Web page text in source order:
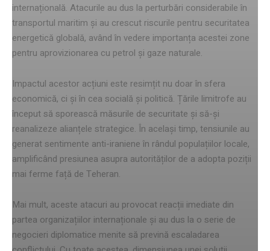
internațională. Atacurile au dus la perturbări considerabile în
transportul maritim și au crescut riscurile pentru securitatea
energetică globală, având în vedere importanța acestei zone
pentru aprovizionarea cu petrol și gaze naturale.
Impactul acestor acțiuni este resimțit nu doar în sfera
economică, ci și în cea socială și politică. Țările limitrofe au
început să sporească măsurile de securitate și să-și
reanalizeze alianțele strategice. În același timp, tensiunile au
generat sentimente anti-iraniene în rândul populațiilor locale,
amplificând presiunea asupra autorităților de a adopta poziții
mai ferme față de Teheran.
Mai mult, aceste atacuri au provocat reacții imediate din
partea organizațiilor internaționale și au dus la o serie de
negocieri diplomatice menite să prevină escaladarea